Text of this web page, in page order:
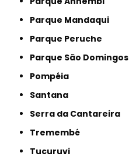
Parque Mandaqui
Parque Peruche
Parque São Domingos
Pompéia
Santana
Serra da Cantareira
Tremembé
Tucuruvi